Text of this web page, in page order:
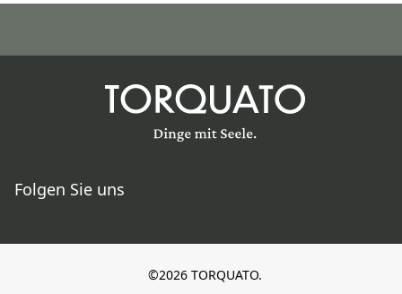
Folgen Sie uns
©2026 TORQUATO.